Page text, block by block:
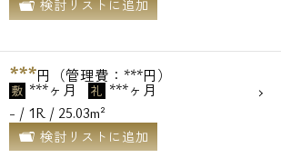
検討リストに追加
***円（管理費：***円）
敷 ***ヶ月 礼 ***ヶ月
- / 1R / 25.03m²
検討リストに追加